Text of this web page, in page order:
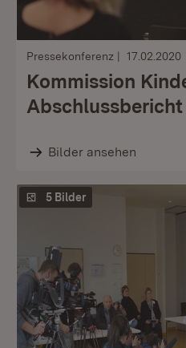
Pressekonferenz 17.02.2020
Kommission
Bilder ansehen
5 Bilder